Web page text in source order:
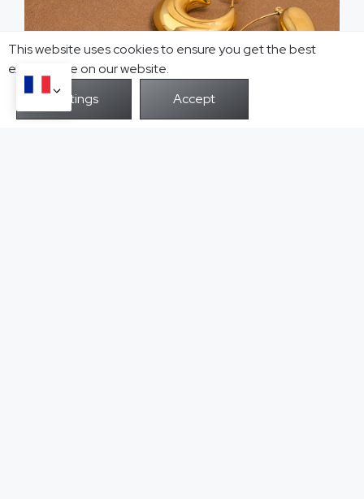
Obtenez
un
catalogue
This website uses cookies to ensure you get the best
exprerience on our website.